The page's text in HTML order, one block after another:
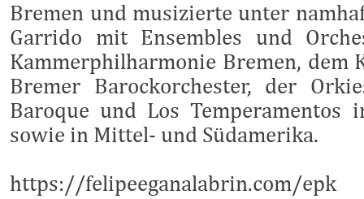
Bremen und musizierte unter
Garrido mit Ensembles und
Kammerphilharmonie Bremen, dem
Bremer Barockorchester, der
Baroque und Los Temperamentos
sowie in Mittel- und Südamerika.
https://felipeeganalabrin.com/epk